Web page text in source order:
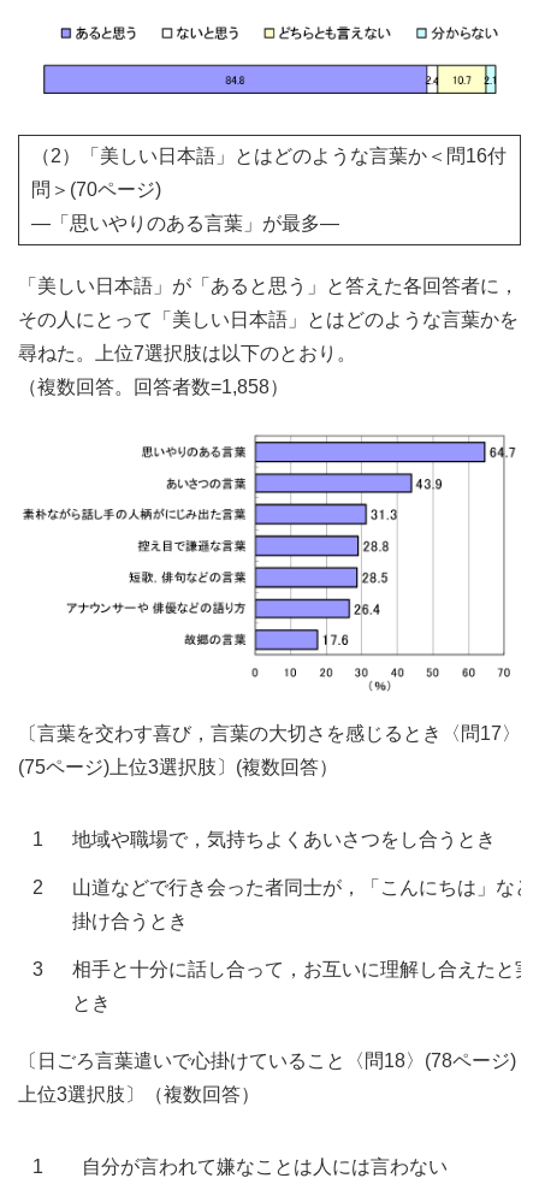
（2）「美しい日本語」とはどのような言葉か＜問16付
問＞(70ページ)
―「思いやりのある言葉」が最多―
「美しい日本語」が「あると思う」と答えた各回答者に，
その人にとって「美しい日本語」とはどのような言葉かを
尋ねた。上位7選択肢は以下のとおり。
（複数回答。回答者数=1,858）
〔言葉を交わす喜び，言葉の大切さを感じるとき〈問17〉
(75ページ)上位3選択肢〕(複数回答）
1 地域や職場で，気持ちよくあいさつをし合うとき
2
山道などで行き会った者同士が，「こんにちは」など
掛け合うとき
3
相手と十分に話し合って，お互いに理解し合えたと実
とき
〔日ごろ言葉遣いで心掛けていること〈問18〉(78ページ)
上位3選択肢〕（複数回答）
1 自分が言われて嫌なことは人には言わない